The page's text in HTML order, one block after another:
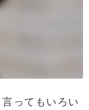
ってもいろい